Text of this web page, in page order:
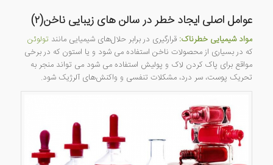
عوامل اصلی ایجاد خطر در سالن های زیبایی ناخن(۲)
مواد شیمیایی خطرناک: قرارگیری در برابر حلال‌های شیمیایی مانند تولوئن
که در بسیاری از محصولات ناخن استفاده می شود و یا استون که در برخی
مواقع برای پاک کردن لاک و پولیش استفاده می شود می تواند منجر به
تحریک پوست، سر درد، مشکلات تنفسی و واکنش‌های آلرژیک شود.